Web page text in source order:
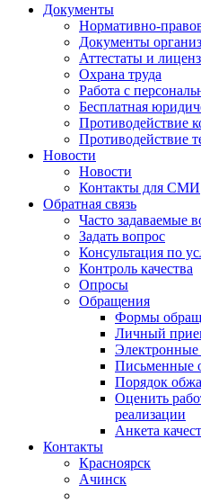
Документы
Нормативно-
Документы
Аттестаты и
Охрана труда
Работа с
Бесплатная
Противодействие
Противодействие
Новости
Новости
Контакты для СМИ
Обратная связь
Часто задаваемые
Задать вопрос
Консультация по
Контроль качества
Опросы
Обращения
Формы
Личный
Письменные
Порядок
Оценить
реализации
Анкета
Контакты
Красноярск
Ачинск